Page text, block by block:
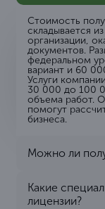
Стоимость
складывается
организации,
документов.
федеральном
вариант и 60
Услуги
30 000 до 100
объема работ.
помогут
бизнеса.
Можно ли
Какие
лицензии?